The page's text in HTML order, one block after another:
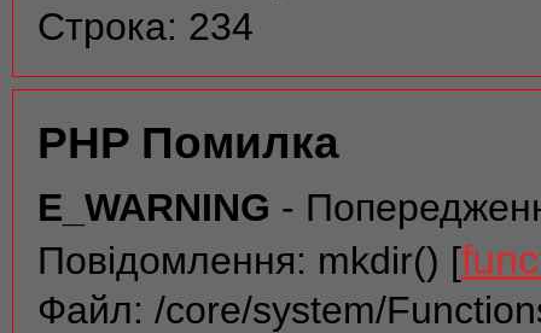
Строка: 234
PHP Помилка
E_WARNING -
Повідомлення: mkdir() [
Файл: /core/system/